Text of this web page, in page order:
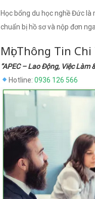
Học bổng du học nghề Đức
chuẩn bị hồ sơ và nộp đơn
Mọi Thông Tin
“APEC – Lao Động, Việc Làm
Hotline: 0936 126 566